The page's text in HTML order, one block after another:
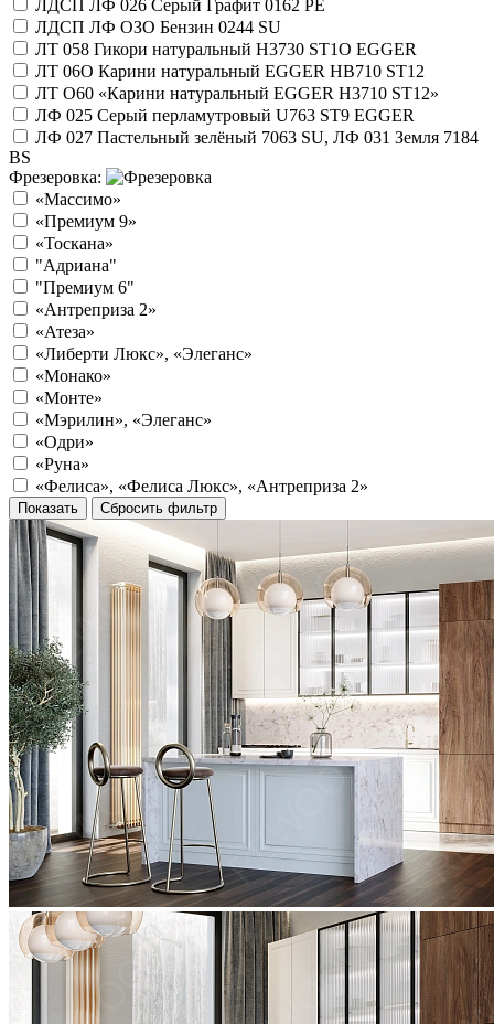
ЛДСП ЛФ 026 Серый Графит 0162 РЕ
ЛДСП ЛФ ОЗО Бензин 0244 SU
ЛТ 058 Гикори натуральный Н3730 ST1O EGGER
ЛТ 06О Карини натуральный EGGER HB710 ST12
ЛТ О60 «Карини натуральный EGGER H3710 ST12»
ЛФ 025 Серый перламутровый U763 ST9 EGGER
ЛФ 027 Пастельный зелёный 7063 SU, ЛФ 031 Земля 7184
BS
Фрезеровка:
«Массимо»
«Премиум 9»
«Тоскана»
"Адриана"
"Премиум 6"
«Антреприза 2»
«Атеза»
«Либерти Люкс», «Элеганс»
«Монако»
«Монте»
«Мэрилин», «Элеганс»
«Одри»
«Руна»
«Фелиса», «Фелиса Люкс», «Антреприза 2»
Показать Сбросить фильтр